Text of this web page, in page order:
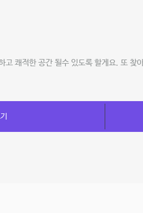
고 쾌적한 공간 될수 있도록 할게요. 또 찾